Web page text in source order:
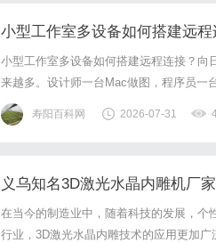
小型工作室多设备如何搭建远
小型工作室多设备如何搭建远程连接？向
来越多。设计师一台Mac做图，程序员一
平板或者手机用来接收消息。设备一多，
操作，麻烦就来了。有时候人不在工作室
寿阳百科网 2026-07-31
义乌知名3D激光水晶内雕机厂
在当今的制造业中，随着科技的发展，个
行业，3D激光水晶内雕技术的应用更加